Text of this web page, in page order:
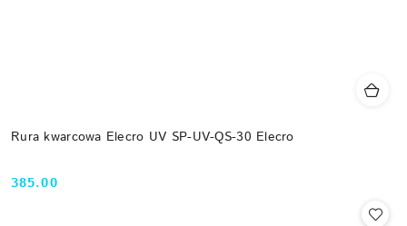
Rura kwarcowa Elecro UV SP-UV-QS-30 Elecro
Cena:
385.00